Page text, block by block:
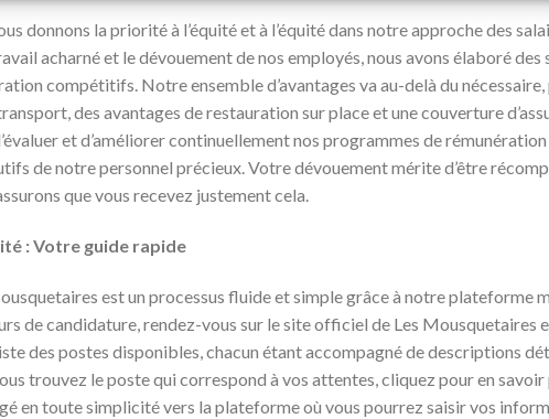
donnons la priorité à l’équité et à l’équité dans notre approche des
acharné et le dévouement de nos employés, nous avons élaboré
compétitifs. Notre ensemble d’avantages va au-delà du
des avantages de restauration sur place et une couverture
et d’améliorer continuellement nos programmes de rémunération
de notre personnel précieux. Votre dévouement mérite d’être
que vous recevez justement cela.
: Votre guide rapide
est un processus fluide et simple grâce à notre plateforme
de candidature, rendez-vous sur le site officiel de Les Mousquetaires
des postes disponibles, chacun étant accompagné de descriptions
trouvez le poste qui correspond à vos attentes, cliquez pour en
en toute simplicité vers la plateforme où vous pourrez saisir vos